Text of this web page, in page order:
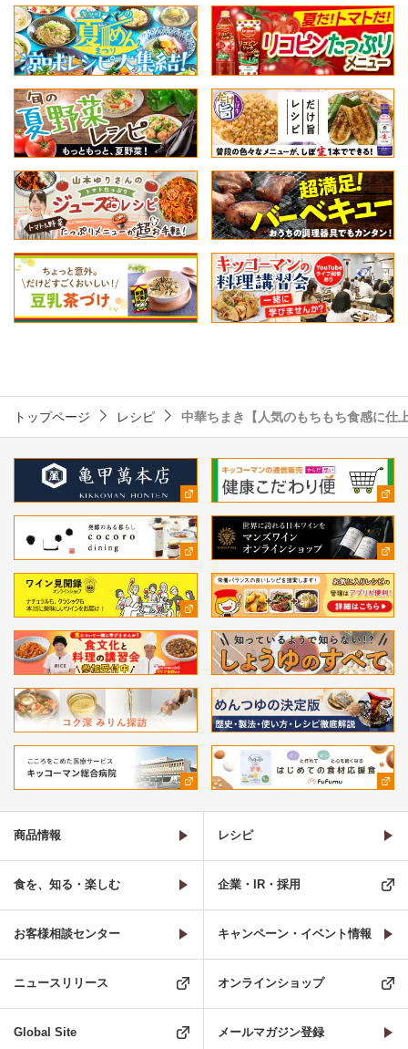
トップページ レシピ 中華ちまき【人気のもちもち食感に仕
商品情報 レシピ
食を、知る・楽しむ 企業・IR・採用
お客様相談センター キャンペーン・イベント情報
ニュースリリース オンラインショップ
Global Site メールマガジン登録